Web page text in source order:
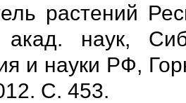
растений
наук,
и науки РФ,
С. 453.